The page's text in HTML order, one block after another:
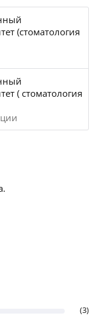
(стоматология
( стоматология
(3)